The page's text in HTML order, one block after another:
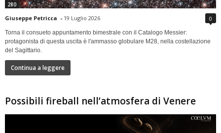
280
Giuseppe Petricca - 19 Luglio 2026 0
Torna il consueto appuntamento bimestrale con il Catalogo Messier:
protagonista di questa uscita è l'ammasso globulare M28, nella costellazione
del Sagittario.
Continua a leggere
Possibili fireball nell’atmosfera di Venere